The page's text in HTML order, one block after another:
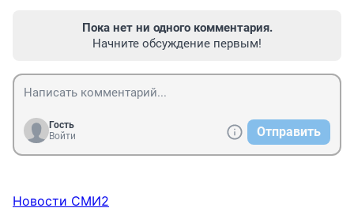
Пока нет ни одного комментария.
Начните обсуждение первым!
Гость
Войти
Отправить
Новости СМИ2